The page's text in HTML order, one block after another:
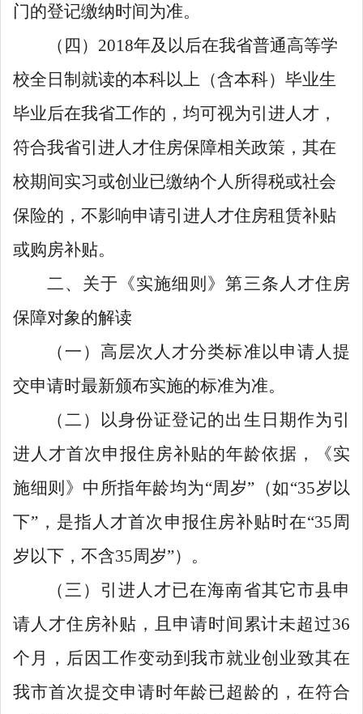
门的登记缴纳时间为准。
（四） 2018年及以后在我省普通高等学
校全日制就读的本科以上（含本科） 毕业生
毕业后在我省工作的，均可视为引进人才，
符合我省引进人才住房保障相关政策，其在
校期间实习或创业已缴纳个人所得税或社会
保险的，不影响申请引进人才住房租赁补贴
或购房补贴。
二、关于 《实施细则》第三条人才住房
保障对象的解读
（一）高层次人才分类标准以申请人提
交申请时最新颁布实施的标准为准。
（二）以身份证登记的出生日期作为引
进人才首次申报住房补贴的年龄依据，《实
施细则》中所指年龄均为“周岁” （如“35岁以
下” ，是指人才首次申报住房补贴时在“35周
岁以下，不含35周岁”）。
（三 ） 引进人才已在海南省其它市县申
请人才住房补贴，且申请时间累计未超过36
个月，后因工作变动到我市就业创业致其在
我市首次提交申请时年龄已超龄的，在符合